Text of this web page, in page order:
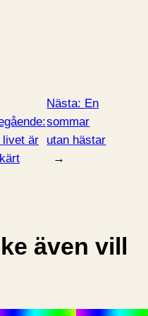
livet är
Nästa: En
sommar
utan hästar
→
även vill